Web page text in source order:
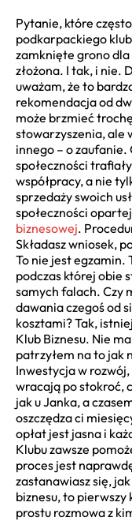
Pytanie, które często
podkarpackiego
zamknięte grono
złożona. I tak, i nie.
uważam, że to
rekomendacja od
może brzmieć
stowarzyszenia, ale
innego – o zaufanie.
społeczności
współpracy, a nie
sprzedaży swoich
społeczności
biznesowej.
Składasz wniosek,
To nie jest egzamin.
podczas której obie
samych falach. Czy
dawania czegoś od
kosztami? Tak,
Klub Biznesu. Nie
patrzyłem na to jak
Inwestycja w
wracają po stokroć,
jak u Janka, a
oszczędza ci
opłat jest jasna i
Klubu zawsze
proces jest
zastanawiasz się,
biznesu, to pierwszy
prostu rozmowa z